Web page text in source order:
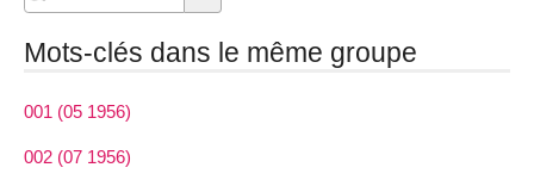
Mots-clés dans le même groupe
001 (05 1956)
002 (07 1956)